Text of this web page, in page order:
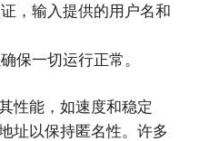
，输入提供的用户名和
保一切运行正常。
性能，如速度和稳定
址以保持匿名性。许多